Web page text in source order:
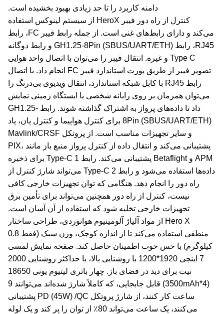
دامنه کاربرد را تا حد زیادی بهبود بخشیده است.
کنترل از راه دور فیبر HeroX از سیستم لینوکس استفاده
می‌کند و دارای رابط‌های غنی است. از جمله رابط فیبر FC، رابط
RJ45، رابط GH1.25-8Pin (SBUS/UART/ETH) و رابط دوگانه
Type C و غیره. انتقال فیبر را می‌توان با اتصال واحد هوایی
تصویر فیبر از طریق پورت استاندارد فیبر FC انجام داد. با اتصال
رابط RJ45 با کابل شبکه استاندارد، انتقال ویدیوی بی‌درنگ را
می‌توان همزمان بر روی رایانه شخصی یا ایستگاه زمینی نمایش
داد تا داده‌های پرواز به اشتراک گذاشته شوند. رابط GH1.25-
8Pin (SBUS/UART/ETH) برای کنترل هواپیما و کنترل پان، پاد
و سایر تجهیزات مناسب است. از پروتکل Mavlink/CRSF
پشتیبانی می‌کند و انتقال داده از کنترل پرواز منبع باز مانند PIX،
APM و Betaflight پشتیبانی می‌کند. رابط Type-C 1 برای ذخیره
داده‌ها استفاده می‌شود و رابط Type-C 2 می‌تواند شارژ کنترل از
راه دور را انجام دهد. هنگامی که توان تجهیزات خارجی کافی
نیست، کنترل از راه دور همچنین می‌تواند برای تأمین برق
تجهیزات خارجی تخلیه شود که استفاده از آن آسان است.
Hero X از مواد آلیاژ آلومینیوم هوانوردی، طراحی ساختار
منطقی استفاده می‌کند تا از اندازه کوچک، وزن سبک (فقط 0.8
کیلوگرم) با حس خوب اطمینان حاصل کند. صفحه نمایش لمسی
7 اینچی 1920*1200 با روشنایی بالا، با حداکثر روشنایی 2000
نیت برای دید در فضای باز. چهار باتری لیتیوم یونی 18650
(3500mAh*4) قابل جابجایی، که کاملاً شارژ شده‌اند می‌توانند 9
ساعت کار کنند، از شارژ پروتکل PD (45W) /QC پشتیبانی
می‌کنند، یک ساعت می‌تواند 80٪ از توان را پر کند و یک لوله